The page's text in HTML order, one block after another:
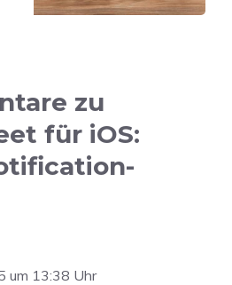
zu
für iOS:
um 13:38 Uhr